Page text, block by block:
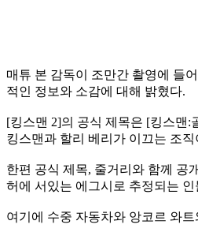
매튜 본 감독이 조만간 촬영에 들
적인 정보와 소감에 대해 밝혔다.
[킹스맨 2]의 공식 제목은 [킹스맨:
킹스맨과 할리 베리가 이끄는 조
한편 공식 제목, 줄거리와 함께 공
허에 서있는 에그시로 추정되는
여기에 수중 자동차와 앙코르 와